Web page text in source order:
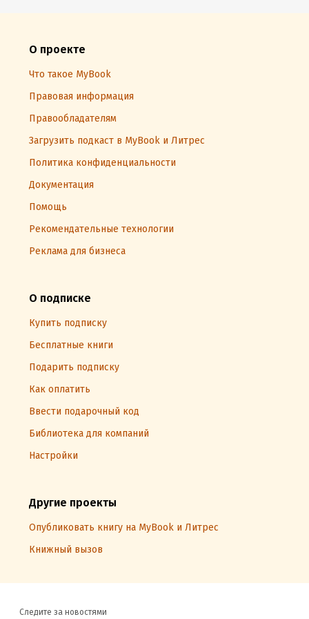
О проекте
Что такое MyBook
Правовая информация
Правообладателям
Загрузить подкаст в MyBook и Литрес
Политика конфиденциальности
Документация
Помощь
Рекомендательные технологии
Реклама для бизнеса
О подписке
Купить подписку
Бесплатные книги
Подарить подписку
Как оплатить
Ввести подарочный код
Библиотека для компаний
Настройки
Другие проекты
Опубликовать книгу на MyBook и Литрес
Книжный вызов
Следите за новостями